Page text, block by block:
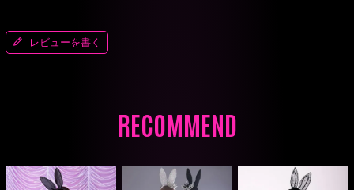
レビューを書く
RECOMMEND